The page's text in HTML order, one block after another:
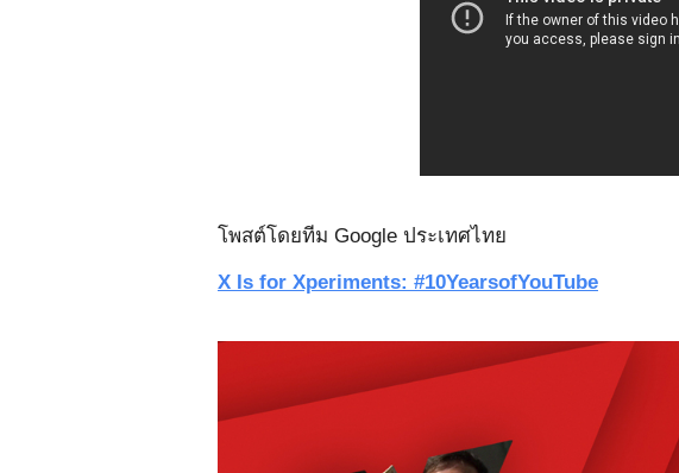
โพสต์โดยทีม Google ประเทศไทย
X Is for Xperiments: #10YearsofYouTube